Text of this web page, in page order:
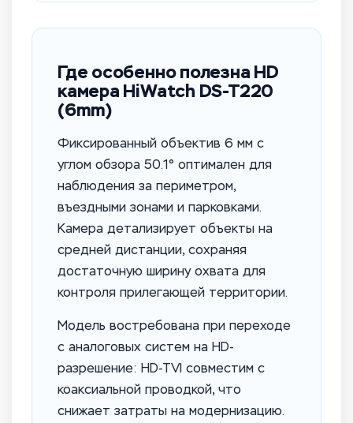
Где особенно полезна HD
камера HiWatch DS-T220
(6mm)
Фиксированный объектив 6 мм с
углом обзора 50.1° оптимален для
наблюдения за периметром,
въездными зонами и парковками.
Камера детализирует объекты на
средней дистанции, сохраняя
достаточную ширину охвата для
контроля прилегающей территории.
Модель востребована при переходе
с аналоговых систем на HD-
разрешение: HD-TVI совместим с
коаксиальной проводкой, что
снижает затраты на модернизацию.